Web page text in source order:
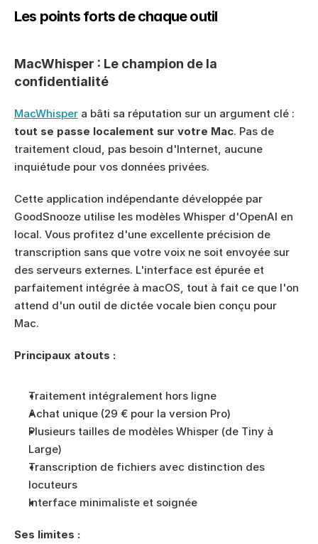
Les points forts de chaque outil
MacWhisper : Le champion de la
confidentialité
MacWhisper
tout se passe localement sur votre Mac. Pas de
traitement cloud, pas besoin d'Internet, aucune
inquiétude pour vos données privées.
Cette application indépendante développée par
GoodSnooze utilise les modèles Whisper d'OpenAI en
local. Vous profitez d'une excellente précision de
transcription sans que votre voix ne soit envoyée sur
des serveurs externes. L'interface est épurée et
parfaitement intégrée à macOS, tout à fait ce que l'on
attend d'un outil de dictée vocale bien conçu pour
Mac.
Principaux atouts :
Traitement intégralement hors ligne
Achat unique (29 € pour la version Pro)
Plusieurs tailles de modèles Whisper (de Tiny à
Large)
Transcription de fichiers avec distinction des
locuteurs
Interface minimaliste et soignée
Ses limites :